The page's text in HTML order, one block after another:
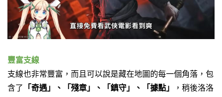
豐富支線
支線也非常豐富，而且可以說是藏在地圖的每一個角落，包
含了
「奇遇」、「殘章」、「鎮守」、「據點」
，稍後洛洛